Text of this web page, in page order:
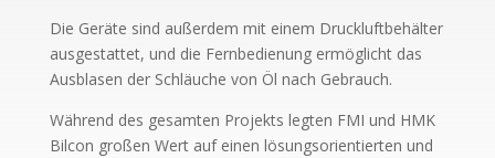
Die Geräte sind außerdem mit einem Druckluftbehälter
ausgestattet, und die Fernbedienung ermöglicht das
Ausblasen der Schläuche von Öl nach Gebrauch.
Während des gesamten Projekts legten FMI und HMK
Bilcon großen Wert auf einen lösungsorientierten und